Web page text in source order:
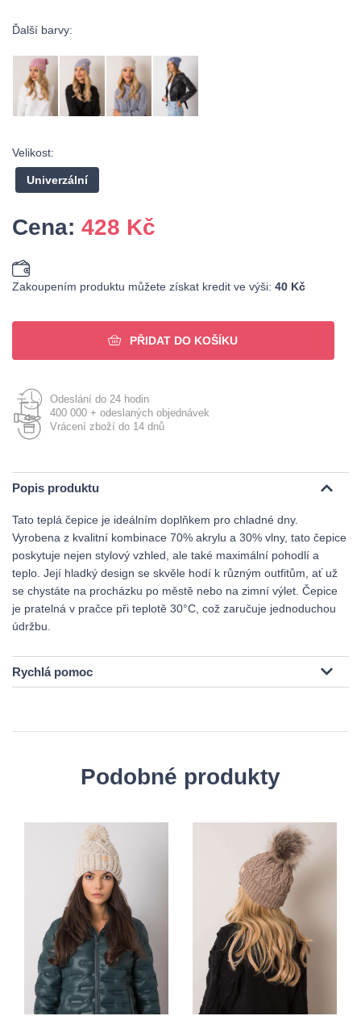
Ďalší barvy:
Velikost:
Univerzální
Cena: 428 Kč
Zakoupením produktu můžete získat kredit ve výši: 40 Kč
PŘIDAT DO KOŠÍKU
Odeslání do 24 hodin
400 000 + odeslaných objednávek
Vrácení zboží do 14 dnů
Popis produktu
Tato teplá čepice je ideálním doplňkem pro chladné dny.
Vyrobena z kvalitní kombinace 70% akrylu a 30% vlny, tato čepice
poskytuje nejen stylový vzhled, ale také maximální pohodlí a
teplo. Její hladký design se skvěle hodí k různým outfitům, ať už
se chystáte na procházku po městě nebo na zimní výlet. Čepice
je pratelná v pračce při teplotě 30°C, což zaručuje jednoduchou
údržbu.
Rychlá pomoc
Podobné produkty